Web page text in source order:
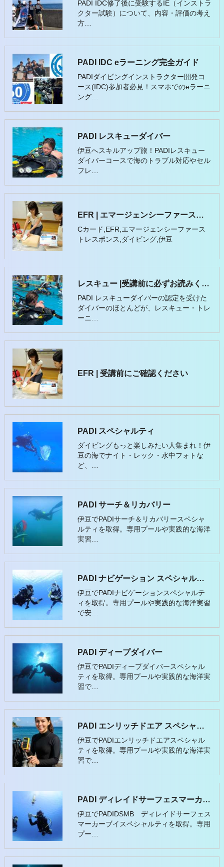
PADI IDC修了後に受験するIE（インストラ
クター試験）について、内容・評価の考え
方…
PADI IDC eラーニング完全ガイド
PADIダイビングインストラクター開発コ
ース(IDC)参加者必見！スマホでのeラーニ
ング…
PADI レスキューダイバー
伊豆へスキルアップ旅！PADIレスキュー
ダイバーコースで海のトラブル対応やセル
フレ…
EFR | エマージェンシーファーストレスポンス
Cカード,EFR,エマージェンシーファース
トレスポンス,ダイビング,伊豆
レスキュー |受講前に必ずお読みください
PADI レスキューダイバーの認定を受けた
ダイバーのほとんどが、レスキュー・トレ
ーニ…
EFR | 受講前にご確認ください
PADI スペシャルティ
ダイビングもっと楽しみたい人集まれ！伊
豆の海でナイト・レック・水中フォトな
ど、…
PADI サーチ＆リカバリー
伊豆でPADIサーチ＆リカバリースペシャ
ルティを取得。専用プールや実践的な海洋
実習…
PADI ナビゲーション スペシャルティ
伊豆でPADIナビゲーションスペシャルテ
ィを取得。専用プールや実践的な海洋実習
で安…
PADI ディープダイバー
伊豆でPADIディープダイバースペシャル
ティを取得。専用プールや実践的な海洋実
習で…
PADI エンリッチドエア スペシャルティ
伊豆でPADIエンリッチドエアスペシャル
ティを取得。専用プールや実践的な海洋実
習で…
PADI ディレイドサーフェスマーカーブイ
伊豆でPADIDSMB ディレイドサーフェス
マーカーブイスペシャルティを取得。専用
プー…